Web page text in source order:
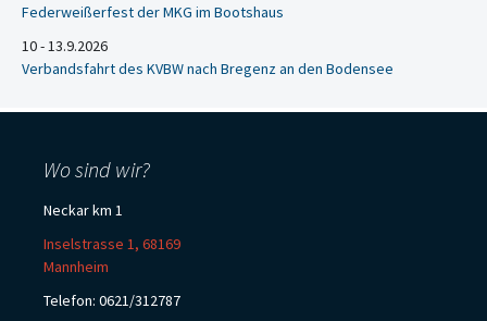
Federweißerfest der MKG im Bootshaus
10 - 13.9.2026
Verbandsfahrt des KVBW nach Bregenz an den Bodensee
Wo sind wir?
Neckar km 1
Inselstrasse 1, 68169
Mannheim
Telefon: 0621/312787